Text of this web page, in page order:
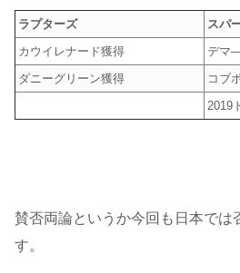
ラプターズ
スパ
カウイレナード獲得
デマ
ダニーグリーン獲得
コブ
2019
賛否両論というか今回も日本では
す。